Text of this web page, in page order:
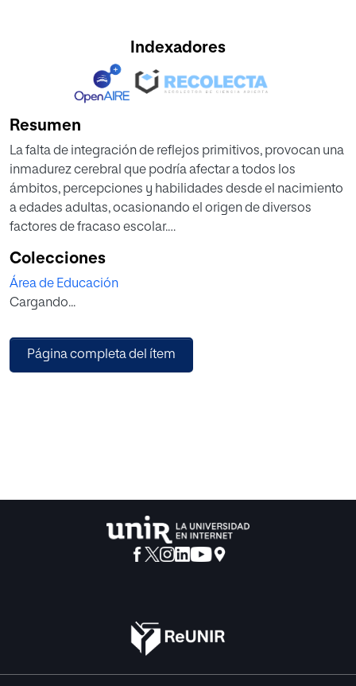
Indexadores
Resumen
La falta de integración de reflejos primitivos, provocan una
inmadurez cerebral que podría afectar a todos los
ámbitos, percepciones y habilidades desde el nacimiento
a edades adultas, ocasionando el origen de diversos
factores de fracaso escolar.
intervención educativa mediante una serie de ejercicios
lúdicos, para trabajar la detección precoz de problemas
de reflejos primitivos. Esta diseñada para ponerla en
Infantil, favoreciendo el desarrollo integral del niño,
focalizándose en áreas referentes al aprendizaje en
tienen multitud de beneficios para los niños y se debería
dar más importancia y valor para trabajarlo en clase.
Colecciones
Área de Educación
Cargando...
Página completa del ítem